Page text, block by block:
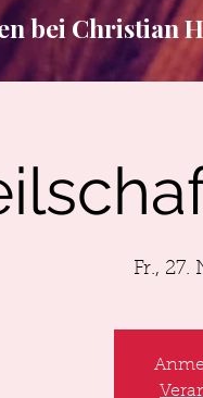
bei Christian
Fr., 27.